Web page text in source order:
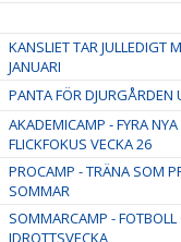
KANSLIET TAR JULLEDIGT
JANUARI
PANTA FÖR DJURGÅRDEN
AKADEMICAMP - FYRA
FLICKFOKUS VECKA 26
PROCAMP - TRÄNA SOM
SOMMAR
SOMMARCAMP -
IDROTTSVECKA